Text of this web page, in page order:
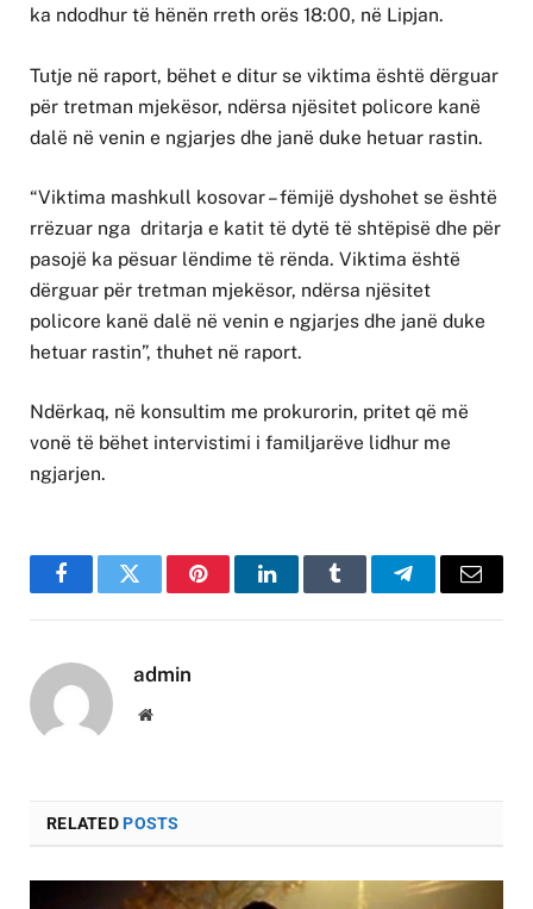
ka ndodhur të hënën rreth orës 18:00, në Lipjan.
Tutje në raport, bëhet e ditur se viktima është dërguar
për tretman mjekësor, ndërsa njësitet policore kanë
dalë në venin e ngjarjes dhe janë duke hetuar rastin.
“Viktima mashkull kosovar – fëmijë dyshohet se është
rrëzuar nga dritarja e katit të dytë të shtëpisë dhe për
pasojë ka pësuar lëndime të rënda. Viktima është
dërguar për tretman mjekësor, ndërsa njësitet
policore kanë dalë në venin e ngjarjes dhe janë duke
hetuar rastin”, thuhet në raport.
Ndërkaq, në konsultim me prokurorin, pritet që më
vonë të bëhet intervistimi i familjarëve lidhur me
ngjarjen.
FacebookTwitter PinterestLinkedInTumblr TelegramEmail
admin
Website
RELATEDPOSTS